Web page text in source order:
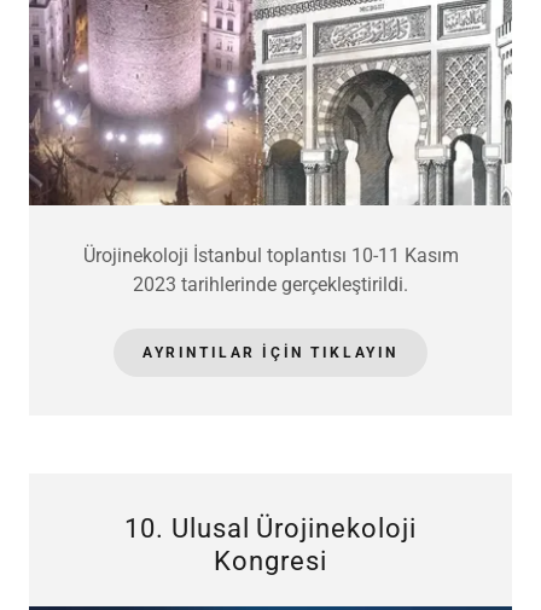
Ürojinekoloji İstanbul toplantısı 10-11 Kasım
2023 tarihlerinde gerçekleştirildi.
AYRINTILAR IÇIN TIKLAYIN
10. Ulusal Ürojinekoloji
Kongresi